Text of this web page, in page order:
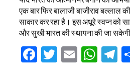
एक बार फिर बालाजी बाजीराव बल्लाल
साकार कर रहा है। इस अधूरे स्वप्न को
और सुखी भारत की स्थापना की जा
Facebook
Twitter
Email